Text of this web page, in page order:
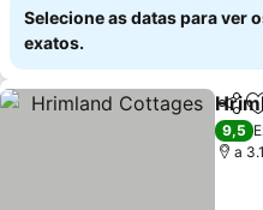
Selecione as datas para ver
exatos.
9,5
a